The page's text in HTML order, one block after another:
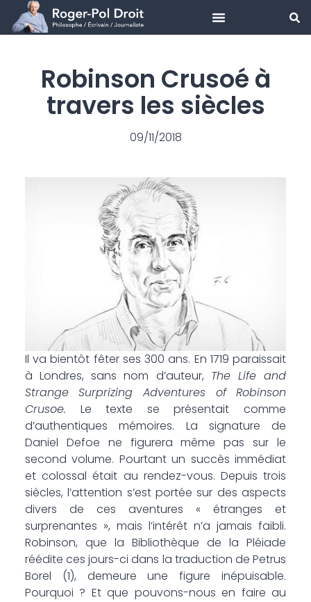
Aller
contenuRobinson Crusoé à
travers les siècles
09/11/2018
Il va bientôt fêter ses 300 ans. En 1719 paraissait
à Londres, sans nom d’auteur, The Life and
Strange Surprizing Adventures of Robinson
Crusoe. Le texte se présentait comme
d’authentiques mémoires. La signature de
Daniel Defoe ne figurera même pas sur le
second volume. Pourtant un succès immédiat
et colossal était au rendez-vous. Depuis trois
siècles, l’attention s’est portée sur des aspects
divers de ces aventures « étranges et
surprenantes », mais l’intérêt n’a jamais faibli.
Robinson, que la Bibliothèque de la Pléiade
réédite ces jours-ci dans la traduction de Petrus
Borel (1), demeure une figure inépuisable.
Pourquoi ? Et que pouvons-nous en faire au